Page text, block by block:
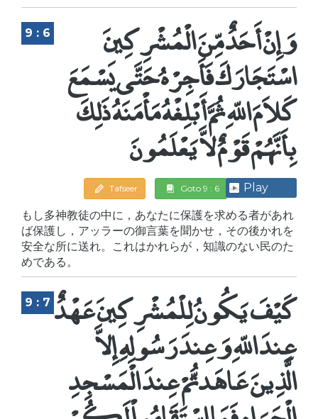
9 : 6 وَإِنْ أَحَدٌ مِّنَ الْمُشْرِكِينَ
اسْتَجَارَكَ فَأَجِرْهُ حَتَّى يَسْمَعَ
كَلاَمَ اللّهِ ثُمَّ أَبْلِغْهُ مَأْمَنَهُ ذَلِكَ
بِأَنَّهُمْ قَوْمٌ لاَّ يَعْلَمُونَ
Tafseer Goto 9 : 6 Play
もし多神教徒の中に，あなたに保護を求める者があれ
ば保護し，アッラーの御言葉を聞かせ，その後かれを
安全な所に送れ。これはかれらが，知識のない民のた
めである。
9 : 7 كَيْفَ يَكُونُ لِلْمُشْرِكِينَ عَهْدٌ
عِندَ اللّهِ وَعِندَ رَسُولِهِ إِلاَّ
الَّذِينَ عَاهَدتُّمْ عِندَ الْمَسْجِدِ